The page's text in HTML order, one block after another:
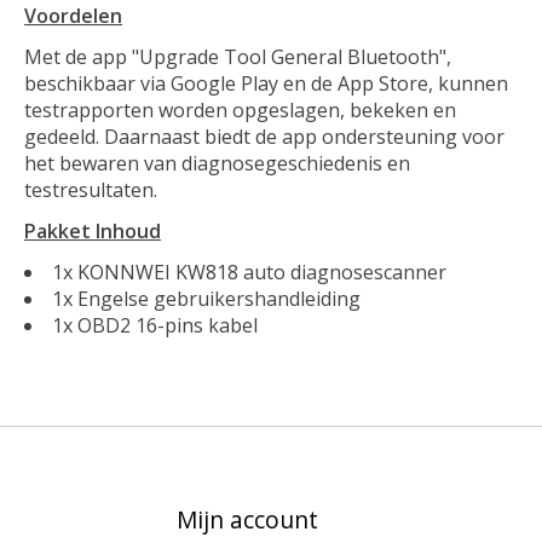
Voordelen
Met de app "Upgrade Tool General Bluetooth",
beschikbaar via Google Play en de App Store, kunnen
testrapporten worden opgeslagen, bekeken en
gedeeld. Daarnaast biedt de app ondersteuning voor
het bewaren van diagnosegeschiedenis en
testresultaten.
Pakket Inhoud
1x KONNWEI KW818 auto diagnosescanner
1x Engelse gebruikershandleiding
1x OBD2 16-pins kabel
Mijn account